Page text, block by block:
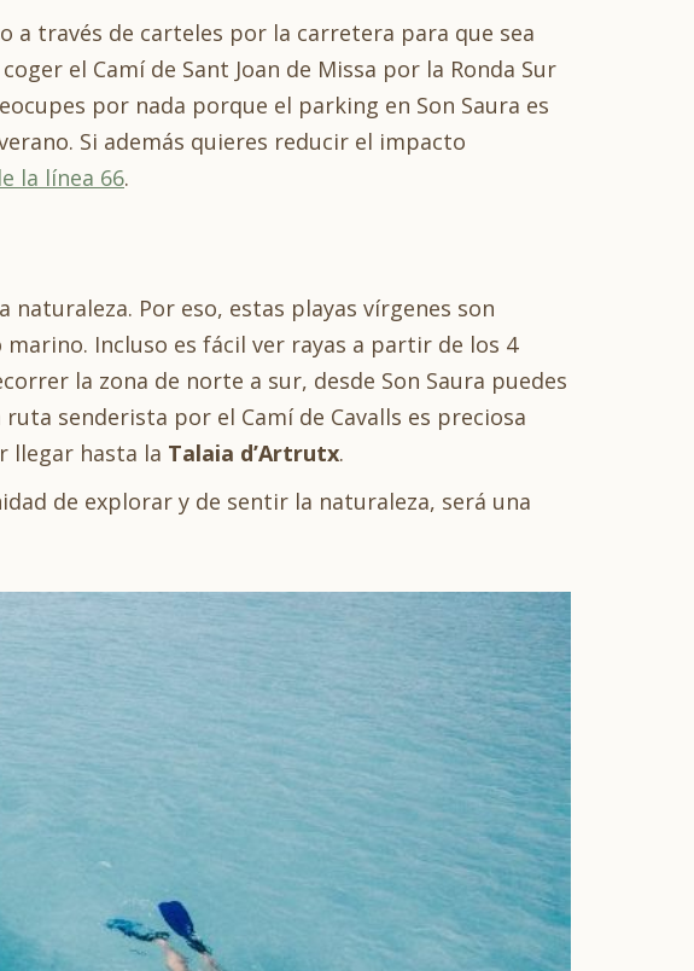
a través de carteles por la carretera para que sea
el Camí de Sant Joan de Missa por la Ronda Sur
por nada porque el parking en Son Saura es
Si además quieres reducir el impacto
la línea 66.
Por eso, estas playas vírgenes son
Incluso es fácil ver rayas a partir de los 4
la zona de norte a sur, desde Son Saura puedes
senderista por el Camí de Cavalls es preciosa
llegar hasta la Talaia d’Artrutx.
de explorar y de sentir la naturaleza, será una